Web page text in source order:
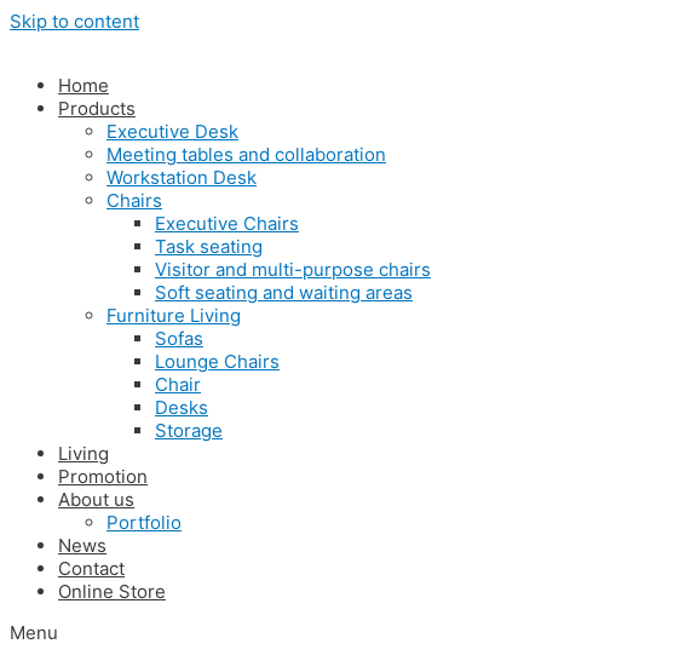
Skip to content
Home
Products
Executive Desk
Meeting tables and collaboration
Workstation Desk
Chairs
Executive Chairs
Task seating
Visitor and multi-purpose chairs
Soft seating and waiting areas
Furniture Living
Sofas
Lounge Chairs
Chair
Desks
Storage
Living
Promotion
About us
Portfolio
News
Contact
Online Store
Menu